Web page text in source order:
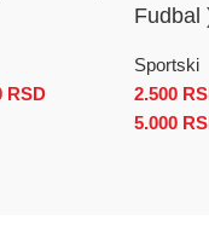
do 5.000 RSD
RSDRaspon cena: od
Fudbal
Sportski
2.500
5.000